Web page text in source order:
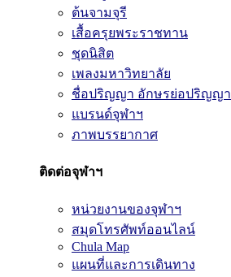
ต้นจามจุรี
เสื้อครุยพระราชทาน
ชุดนิสิต
เพลงมหาวิทยาลัย
ชื่อปริญญา อักษรย่อปริญญา
แบรนด์จุฬาฯ
ภาพบรรยากาศ
ติดต่อจุฬาฯ
หน่วยงานของจุฬาฯ
สมุดโทรศัพท์ออนไลน์
Chula Map
แผนที่และการเดินทาง